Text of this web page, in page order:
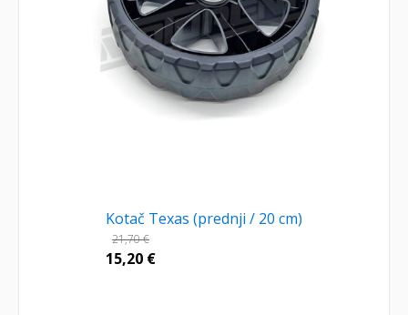
Kotač Texas (prednji / 20 cm)
21,70€
15,20 €